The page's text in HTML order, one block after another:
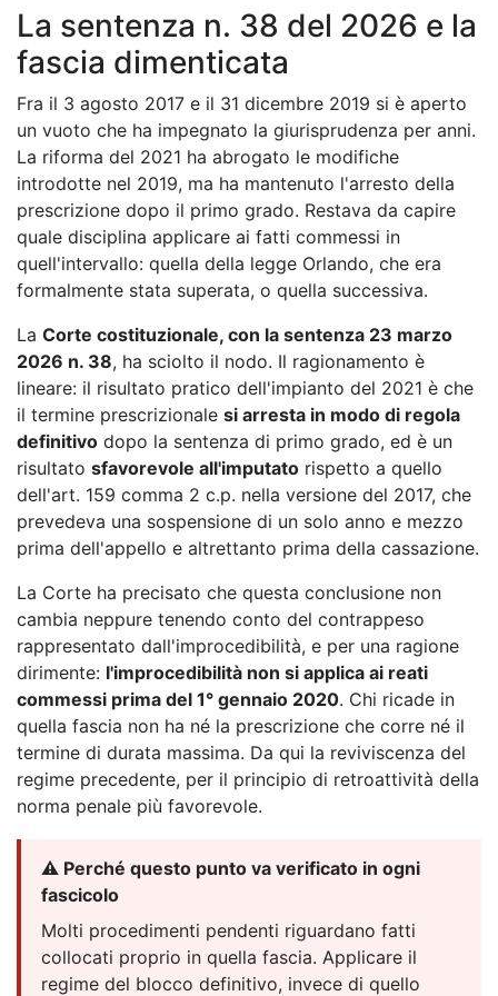
La sentenza n. 38 del 2026 e la
fascia dimenticata
Fra il 3 agosto 2017 e il 31 dicembre 2019 si è aperto
un vuoto che ha impegnato la giurisprudenza per anni.
La riforma del 2021 ha abrogato le modifiche
introdotte nel 2019, ma ha mantenuto l'arresto della
prescrizione dopo il primo grado. Restava da capire
quale disciplina applicare ai fatti commessi in
quell'intervallo: quella della legge Orlando, che era
formalmente stata superata, o quella successiva.
La Corte costituzionale, con la sentenza 23 marzo
2026 n. 38, ha sciolto il nodo. Il ragionamento è
lineare: il risultato pratico dell'impianto del 2021 è che
il termine prescrizionale si arresta in modo di regola
definitivo dopo la sentenza di primo grado, ed è un
risultato sfavorevole all'imputato rispetto a quello
dell'art. 159 comma 2 c.p. nella versione del 2017, che
prevedeva una sospensione di un solo anno e mezzo
prima dell'appello e altrettanto prima della cassazione.
La Corte ha precisato che questa conclusione non
cambia neppure tenendo conto del contrappeso
rappresentato dall'improcedibilità, e per una ragione
dirimente: l'improcedibilità non si applica ai reati
commessi prima del 1° gennaio 2020. Chi ricade in
quella fascia non ha né la prescrizione che corre né il
termine di durata massima. Da qui la reviviscenza del
regime precedente, per il principio di retroattività della
norma penale più favorevole.
⚠️ Perché questo punto va verificato in ogni
fascicolo
Molti procedimenti pendenti riguardano fatti
collocati proprio in quella fascia. Applicare il
regime del blocco definitivo, invece di quello